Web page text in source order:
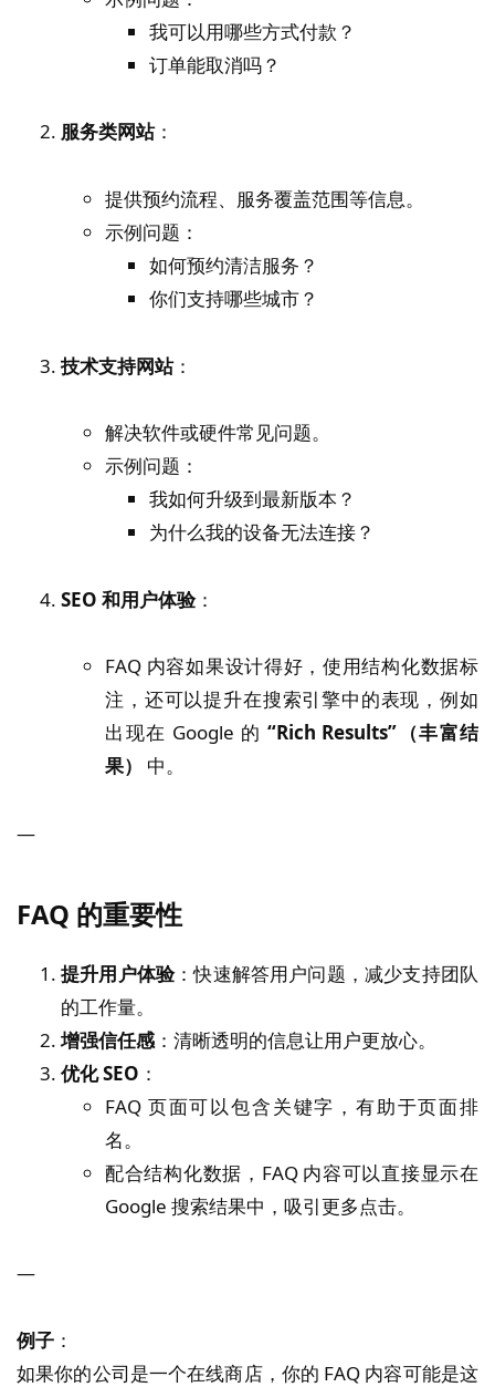
我可以用哪些方式付款？
订单能取消吗？
服务类网站：
提供预约流程、服务覆盖范围等信息。
示例问题：
如何预约清洁服务？
你们支持哪些城市？
技术支持网站：
解决软件或硬件常见问题。
示例问题：
我如何升级到最新版本？
为什么我的设备无法连接？
SEO 和用户体验：
FAQ 内容如果设计得好，使用结构化数据标
注，还可以提升在搜索引擎中的表现，例如
出现在 Google 的 “Rich Results”（丰富结
果）
中。
—
FAQ 的重要性
提升用户体验：快速解答用户问题，减少支持团队
的工作量。
增强信任感 ：清晰透明的信息让用户更放心。
优化 SEO ：
FAQ 页面可以包含关键字，有助于页面排
名。
配合结构化数据，FAQ 内容可以直接显示在
Google 搜索结果中，吸引更多点击。
—
例子 ：
如果你的公司是一个在线商店，你的 FAQ 内容可能是这